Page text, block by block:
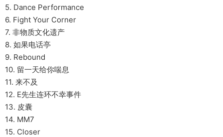
5. Dance Performance
6. Fight Your Corner
7. 非物质文化遗产
8. 如果电话亭
9. Rebound
10. 留一天给你喘息
11. 来不及
12. E先生连环不幸事件
13. 皮囊
14. MM7
15. Closer